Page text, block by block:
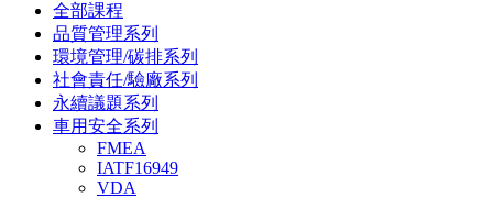
全部課程
品質管理系列
環境管理/碳排系列
社會責任/驗廠系列
永續議題系列
車用安全系列
FMEA
IATF16949
VDA